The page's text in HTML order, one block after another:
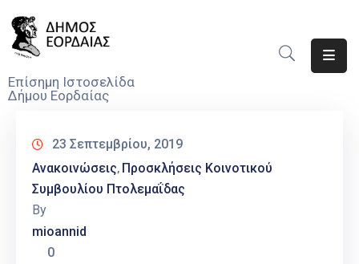
Επίσημη Ιστοσελίδα
Δήμου Εορδαίας
Νέα
Υπηρεσίες
Του
Δήμου
23 Σεπτεμβρίου, 2019
Ανακοινώσεις‚ Προσκλήσεις Κοινοτικού
Συμβουλίου Πτολεμαΐδας
By
mioannid
0